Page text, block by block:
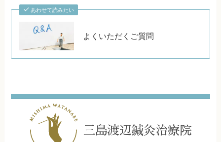
あわせて読みたい
よくいただくご質問